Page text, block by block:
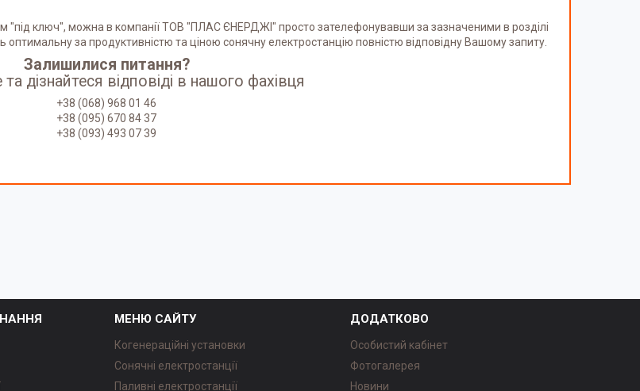
"під ключ", можна в компанії ТОВ "ПЛАС ЄНЕРДЖІ" просто зателефонувавши за зазначеними в розділі
за продуктивністю та ціною сонячну електростанцію повністю відповідну Вашому запиту.
Залишилися питання?
дізнайтеся відповіді в нашого фахівця
+38 (068) 968 01 46
+38 (095) 670 84 37
+38 (093) 493 07 39
МЕНЮ САЙТУ
Когенераційні установки
Сонячні електростанції
Паливні електростанції
ДОДАТКОВО
Особистий кабінет
Фотогалерея
Новини